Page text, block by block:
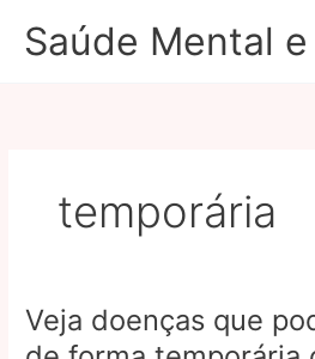
paraSaúde Mental
temporária
Veja doenças que